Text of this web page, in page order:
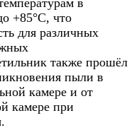
в
+85°C, что
для различных
также прошёл
пыли в
камере и от
камере при